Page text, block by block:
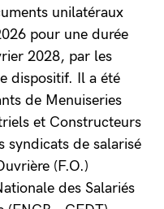
unilatéraux
pour une durée
2028, par les
dispositif. Il a été
de Menuiseries
et Constructeurs
syndicats de salarisé
(F.O.)
des Salariés